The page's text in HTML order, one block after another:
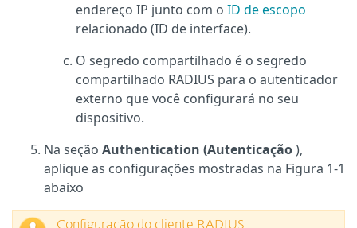
endereço IP junto com o ID de escopo
relacionado (ID de interface).
O segredo compartilhado é o segredo
compartilhado RADIUS para o autenticador
externo que você configurará no seu
dispositivo.
Na seção Authentication (Autenticação),
aplique as configurações mostradas na Figura 1-1
abaixo